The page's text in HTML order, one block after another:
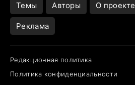
Темы Авторы О проекте
Реклама
Редакционная политика
Политика конфиденциальности